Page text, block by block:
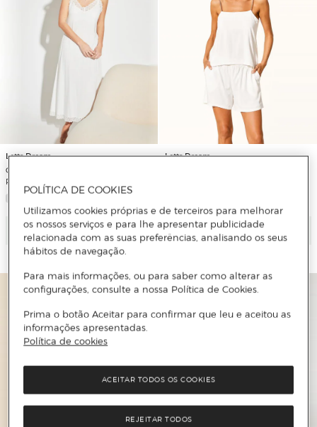
Letts Dream
Camisa de Dormir com Alças e
Renda
Adicionar
Letts Dream
Adicionar
POLÍTICA DE COOKIES
Utilizamos cookies próprias e de terceiros para melhorar
os nossos serviços e para lhe apresentar publicidade
relacionada com as suas preferências, analisando os seus
hábitos de navegação.
Para mais informações, ou para saber como alterar as
configurações, consulte a nossa Política de Cookies.
Prima o botão Aceitar para confirmar que leu e aceitou as
informações apresentadas.
Política de cookies
REJEITAR TODOS
ACEITAR TODOS OS COOKIES